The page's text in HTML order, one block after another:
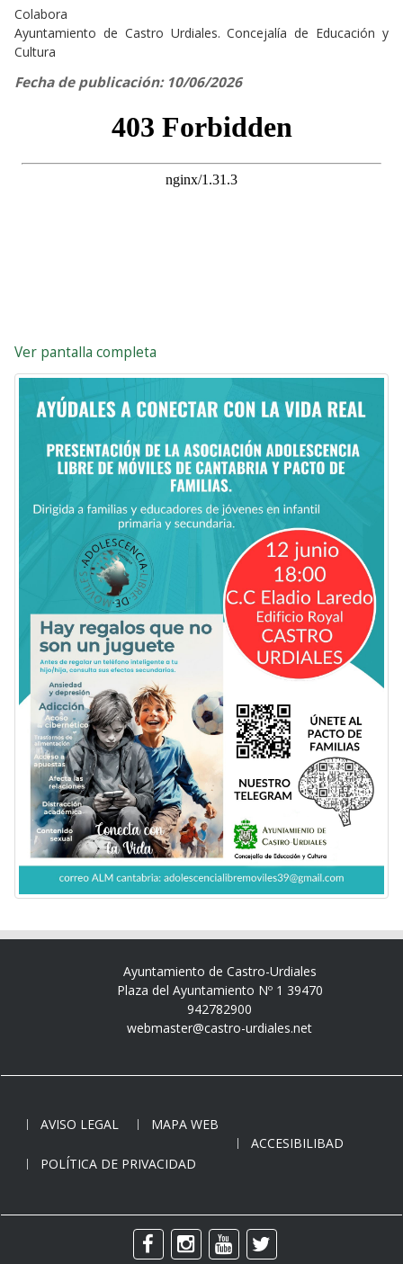
Colabora
Ayuntamiento de Castro Urdiales. Concejalía de Educación y
Cultura
Fecha de publicación: 10/06/2026
Ver pantalla completa
Ayuntamiento de Castro-Urdiales
Plaza del Ayuntamiento Nº 1 39470
942782900
webmaster@castro-urdiales.net
AVISO LEGAL
MAPA WEB
ACCESIBILIBAD
POLÍTICA DE PRIVACIDAD